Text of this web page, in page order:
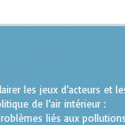
les jeux d’acteurs et
de l’air intérieur :
liés aux